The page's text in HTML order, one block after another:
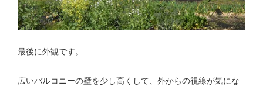
最後に外観です。
広いバルコニーの壁を少し高くして、外からの視線が気にな